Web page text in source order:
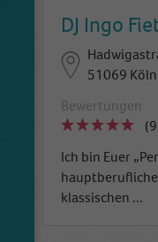
DJ Ingo
51069 Köln
Bewertungen
Ich bin Euer
klassischen ...